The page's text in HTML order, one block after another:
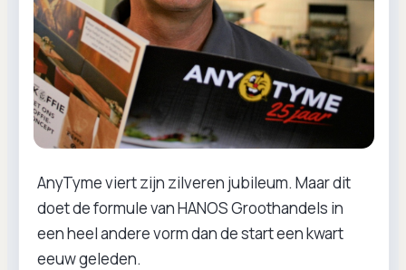
AnyTyme viert zijn zilveren jubileum. Maar dit
doet de formule van HANOS Groothandels in
een heel andere vorm dan de start een kwart
eeuw geleden.